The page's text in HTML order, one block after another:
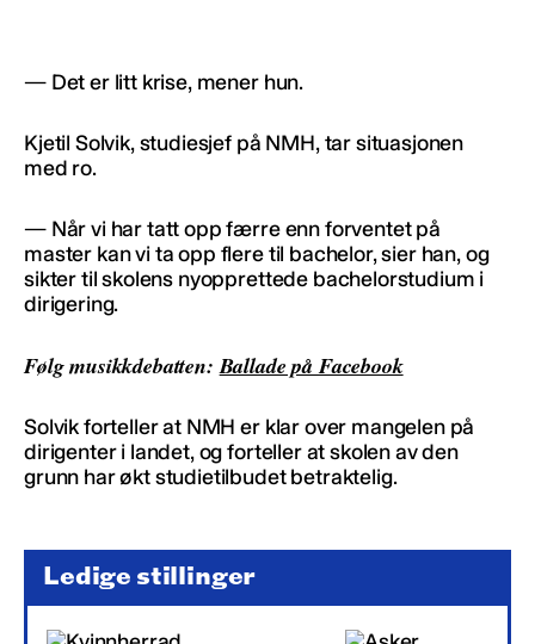
— Det er litt krise, mener hun.
Kjetil Solvik, studiesjef på NMH, tar situasjonen
med ro.
— Når vi har tatt opp færre enn forventet på
master kan vi ta opp flere til bachelor, sier han, og
sikter til skolens nyopprettede bachelorstudium i
dirigering.
Følg musikkdebatten:Ballade på Facebook
Solvik forteller at NMH er klar over mangelen på
dirigenter i landet, og forteller at skolen av den
grunn har økt studietilbudet betraktelig.
Ledige stillinger